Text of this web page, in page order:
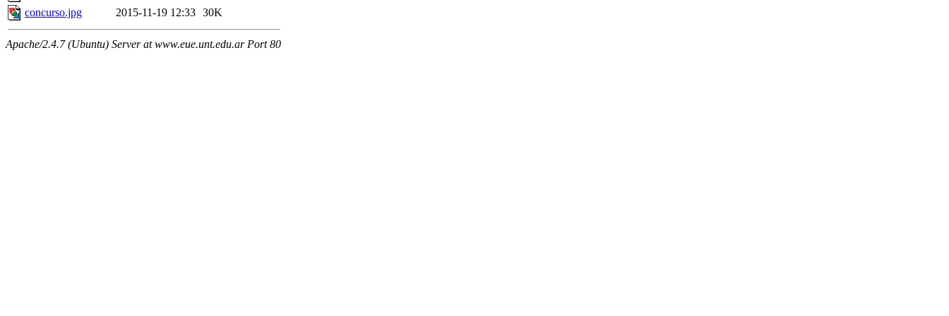
concurso.jpg
2015-11-19 12:33 30K
Apache/2.4.7 (Ubuntu) Server at www.eue.unt.edu.ar Port 80